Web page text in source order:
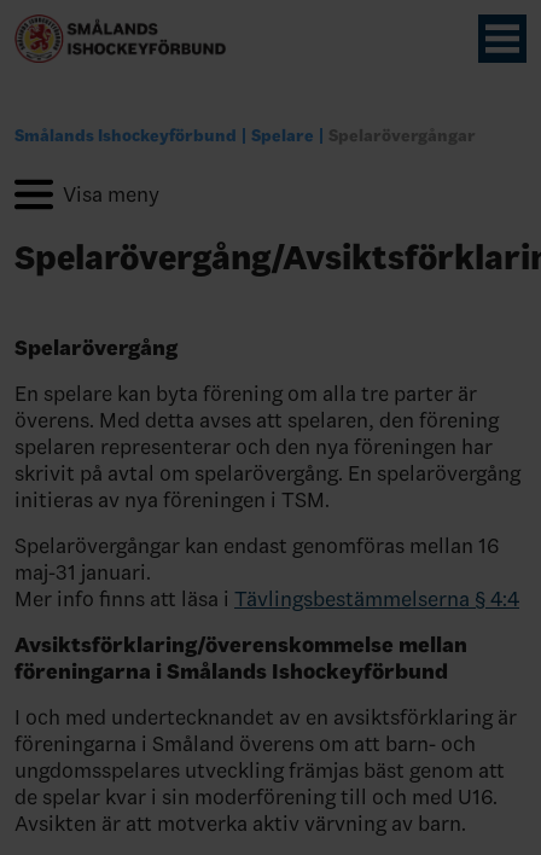
Smålands Ishockeyförbund Spelare Spelarövergångar
Spelarövergång/
Spelarövergång
En spelare kan byta förening om alla tre parter är
överens. Med detta avses att spelaren, den förening
spelaren representerar och den nya föreningen har
skrivit på avtal om spelarövergång. En spelarövergång
initieras av nya föreningen i TSM.
Spelarövergångar kan endast genomföras mellan 16
maj-31 januari.
Mer info finns att läsa i Tävlingsbestämmelserna § 4:4
Avsiktsförklaring/överenskommelse mellan
föreningarna i Smålands Ishockeyförbund
I och med undertecknandet av en avsiktsförklaring är
föreningarna i Småland överens om att barn- och
ungdomsspelares utveckling främjas bäst genom att
de spelar kvar i sin moderförening till och med U16.
Avsikten är att motverka aktiv värvning av barn.